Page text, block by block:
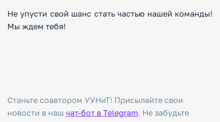
Не упусти свой шанс стать частью нашей команды!
Мы ждем тебя!
Станьте соавтором УУНиТ! Присылайте свои
новости в наш чат-бот в Telegram. Не забудьте